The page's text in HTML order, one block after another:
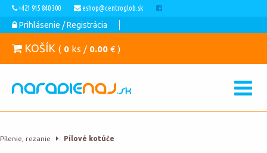
+421 915 840 300 eshop@centroglob.sk
Prihlásenie / Registrácia
KOŠÍK ( 0 ks / 0.00 € )
Pílenie, rezanie Pílové kotúče